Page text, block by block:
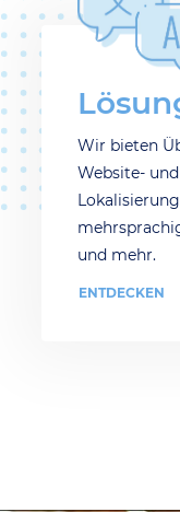
Wir bieten
Website-
und mehr.
ENTDECKEN